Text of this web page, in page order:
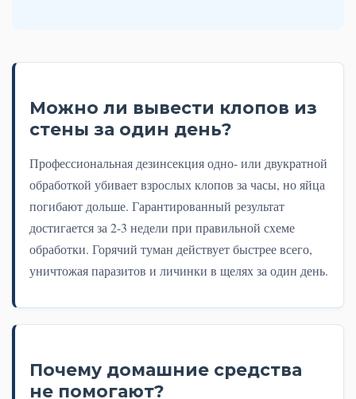
Можно ли вывести клопов из
стены за один день?
Профессиональная дезинсекция одно- или двукратной
обработкой убивает взрослых клопов за часы, но яйца
погибают дольше. Гарантированный результат
достигается за 2-3 недели при правильной схеме
обработки. Горячий туман действует быстрее всего,
уничтожая паразитов и личинки в щелях за один день.
Почему домашние средства
не помогают?